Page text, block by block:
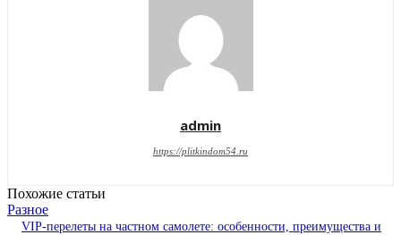
admin
https://plitkindom54.ru
Похожие статьи
Разное
VIP-перелеты на частном самолете: особенности, преимущества и